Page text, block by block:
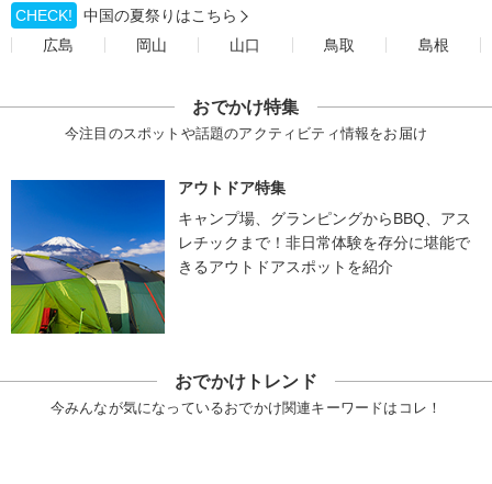
CHECK!
中国の夏祭りはこちら
広島
岡山 山口 鳥取 島根
おでかけ特集
今注目のスポットや話題のアクティビティ情報をお届け
アウトドア特集
キャンプ場、グランピングからBBQ、アス
レチックまで！非日常体験を存分に堪能で
きるアウトドアスポットを紹介
おでかけトレンド
今みんなが気になっているおでかけ関連キーワードはコレ！